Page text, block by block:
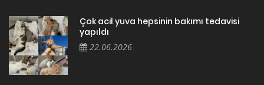
Çok acil yuva hepsinin bakımı tedavisi
yapıldı
22.06.2026